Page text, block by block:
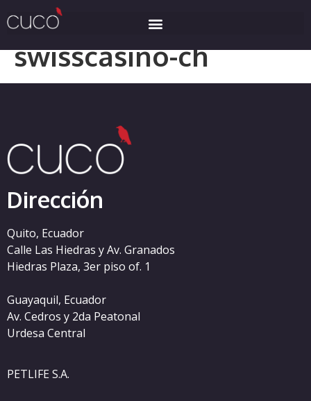
Categoría:
swisscasino-ch
Dirección
Quito, Ecuador
Calle Las Hiedras y Av. Granados
Hiedras Plaza, 3er piso of. 1
Guayaquil, Ecuador
Av. Cedros y 2da Peatonal
Urdesa Central
PETLIFE S.A.